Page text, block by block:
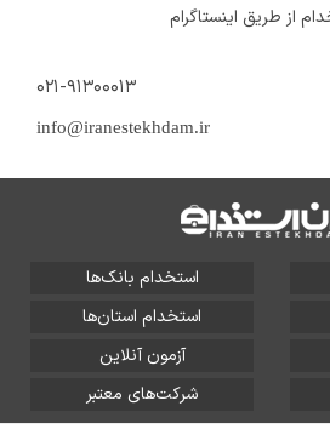
از طریق اینستاگرام
۰۲۱-۹۱۳۰۰۰۱۳
info@iranestekhdam.ir
استخدام بانک‌ها
استخدام استان‌ها
آزمون آنلاین
شرکت‌های معتبر